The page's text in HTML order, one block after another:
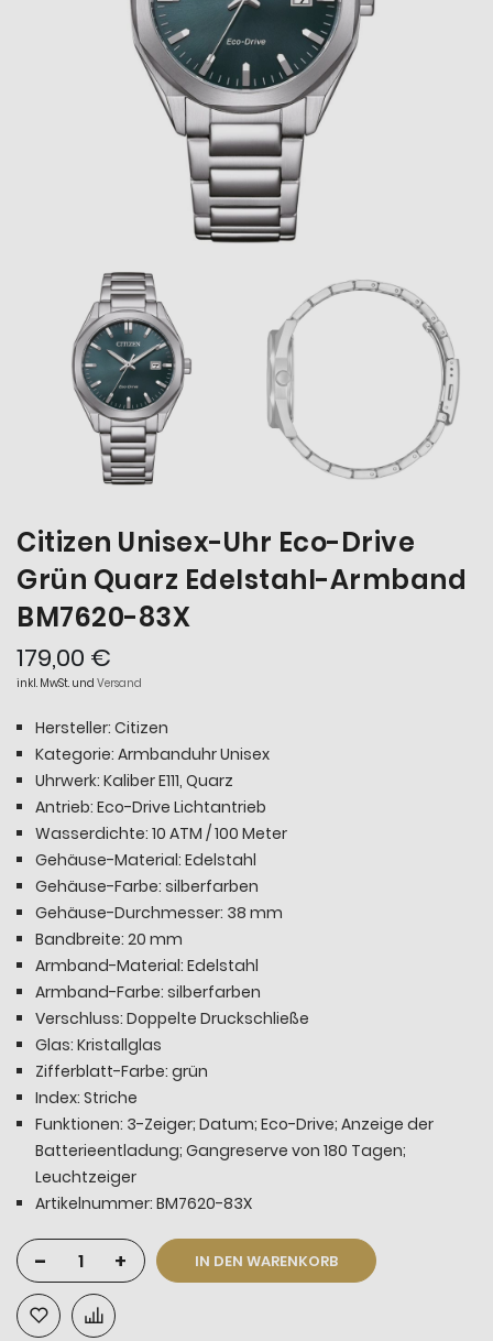
Citizen Unisex-Uhr Eco-Drive
Grün Quarz Edelstahl-Armband
BM7620-83X
179,00 €
inkl. MwSt. und Versand
Hersteller: Citizen
Kategorie: Armbanduhr Unisex
Uhrwerk: Kaliber E111, Quarz
Antrieb: Eco-Drive Lichtantrieb
Wasserdichte: 10 ATM / 100 Meter
Gehäuse-Material: Edelstahl
Gehäuse-Farbe: silberfarben
Gehäuse-Durchmesser: 38 mm
Bandbreite: 20 mm
Armband-Material: Edelstahl
Armband-Farbe: silberfarben
Verschluss: Doppelte Druckschließe
Glas: Kristallglas
Zifferblatt-Farbe: grün
Index: Striche
Funktionen: 3-Zeiger; Datum; Eco-Drive; Anzeige der
Batterieentladung; Gangreserve von 180 Tagen;
Leuchtzeiger
Artikelnummer: BM7620-83X
- + IN DEN WARENKORB